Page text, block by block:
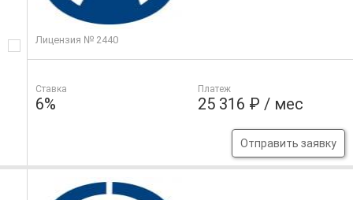
Лицензия № 2440
Ставка
6%
Платеж
25 316 ₽ / мес
Отправить заявку